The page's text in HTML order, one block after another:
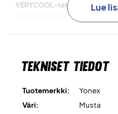
VERYCOOL-teknologia
siirtämällä lämpöä ja kosteutta
lämpökuormitusta.
Pysy huipulla – osta Yonex T-
Lue
Tekniset tiedot
Tuotemerkki:
Yonex
Väri:
Musta